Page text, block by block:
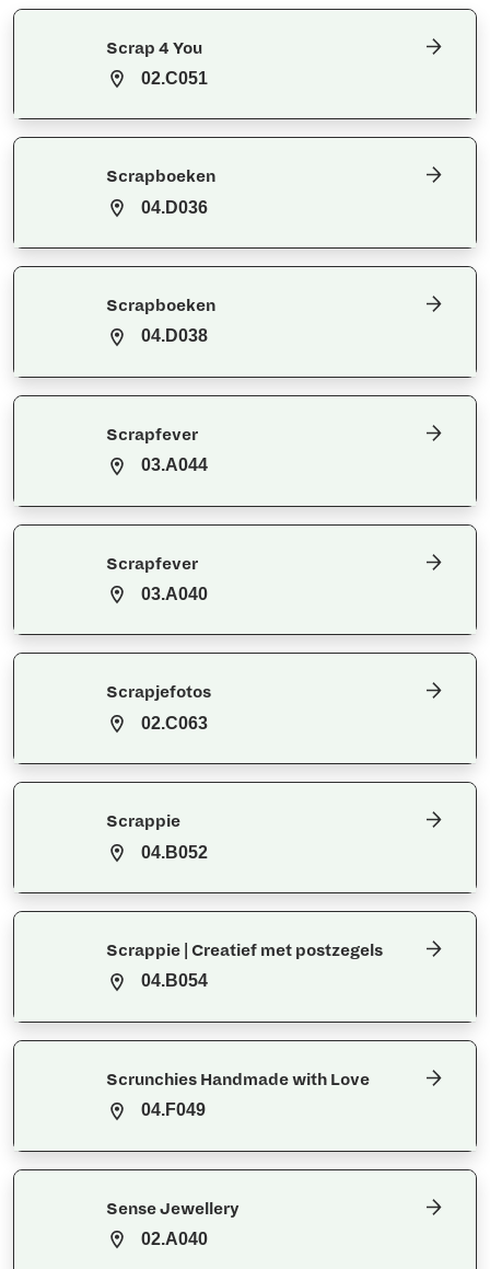
Scrap 4 You
02.C051
Scrapboeken
04.D036
Scrapboeken
04.D038
Scrapfever
03.A044
Scrapfever
03.A040
Scrapjefotos
02.C063
Scrappie
04.B052
Scrappie | Creatief met postzegels
04.B054
Scrunchies Handmade with Love
04.F049
Sense Jewellery
02.A040